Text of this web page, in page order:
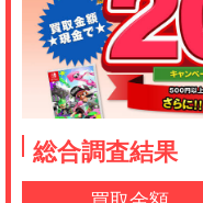
たので、他の業者
ラッキーです。ゲ
願いしたいです。
総合調査結果